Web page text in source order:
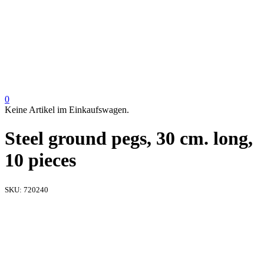
0
Keine Artikel im Einkaufswagen.
Steel ground pegs, 30 cm. long,
10 pieces
SKU: 720240